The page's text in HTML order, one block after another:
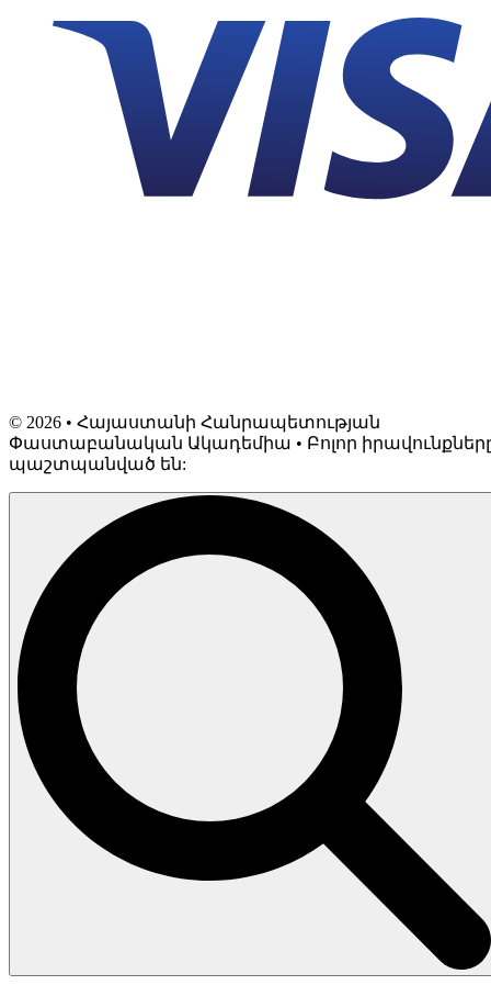
© 2026 • Հայաստանի Հանրապետության
Փաստաբանական Ակադեմիա • Բոլոր
պաշտպանված են: